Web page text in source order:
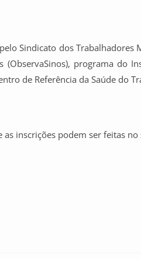
Sindicato dos Trabalhadores
(ObservaSinos), programa do
de Referência da Saúde do
as inscrições podem ser feitas no